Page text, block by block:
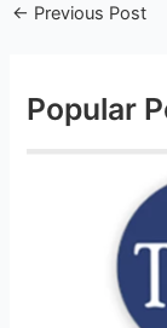
← Previous Post
Popular